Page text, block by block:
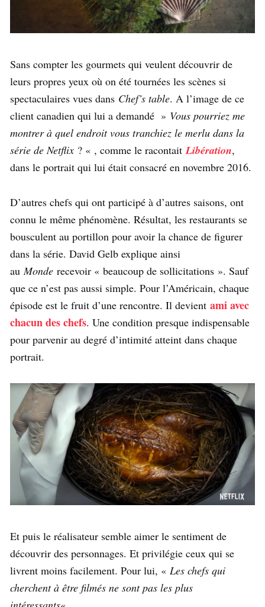
Sans compter les gourmets qui veulent découvrir de
leurs propres yeux où on été tournées les scènes si
spectaculaires vues dans Chef’s table. A l’image de ce
client canadien qui lui a demandé » Vous pourriez me
montrer à quel endroit vous tranchiez le merlu dans la
série de Netflix ? « , comme le racontaitLibération,
dans le portrait qui lui était consacré en novembre 2016.
D’autres chefs qui ont participé à d’autres saisons, ont
connu le même phénomène. Résultat, les restaurants se
bousculent au portillon pour avoir la chance de figurer
dans la série. David Gelb explique ainsi
auMonde recevoir « beaucoup de sollicitations ». Sauf
que ce n’est pas aussi simple. Pour l’Américain, chaque
épisode est le fruit d’une rencontre. Il devient ami avec
chacun des chefs. Une condition presque indispensable
pour parvenir au degré d’intimité atteint dans chaque
portrait.
Et puis le réalisateur semble aimer le sentiment de
découvrir des personnages. Et privilégie ceux qui se
livrent moins facilement. Pour lui, « Les chefs qui
cherchent à être filmés ne sont pas les plus